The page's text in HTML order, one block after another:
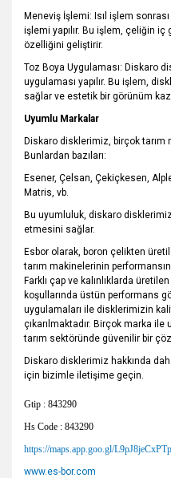
Meneviş İşlemi: Isıl işlem
işlemi yapılır. Bu işlem, çeliğin
özelliğini geliştirir.
Toz Boya Uygulaması: Diskaro
uygulaması yapılır. Bu işlem,
sağlar ve estetik bir görünüm
Uyumlu Markalar
Diskaro disklerimiz, birçok tarım
Bunlardan bazıları:
Esener, Çelsan, Çekiçkesen,
Matris, vb.
Bu uyumluluk, diskaro
etmesini sağlar.
Esbor olarak, boron çelikten
tarım makinelerinin performansını
Farklı çap ve kalınlıklarda
koşullarında üstün performans
uygulamaları ile disklerimizin
çıkarılmaktadır. Birçok marka
tarım sektöründe güvenilir bir
Diskaro disklerimiz hakkında
için bizimle iletişime geçin.
Gtip : 843290
Hs Code : 843290
https://maps.app.goo.gl/
www.es-bor.com